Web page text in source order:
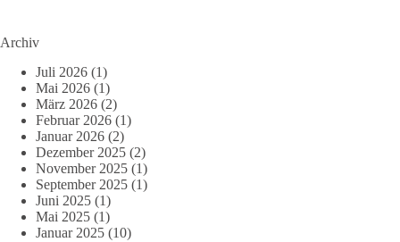
Archiv
Juli 2026 (1)
Mai 2026 (1)
März 2026 (2)
Februar 2026 (1)
Januar 2026 (2)
Dezember 2025 (2)
November 2025 (1)
September 2025 (1)
Juni 2025 (1)
Mai 2025 (1)
Januar 2025 (10)